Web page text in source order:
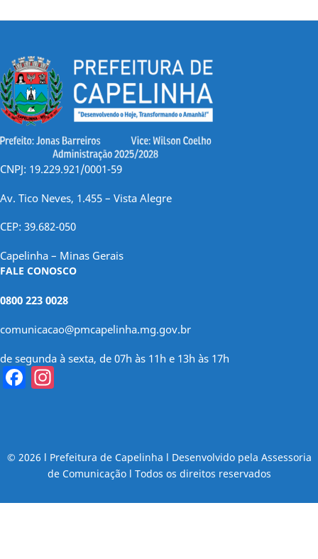
CNPJ: 19.229.921/0001-59
Av. Tico Neves, 1.455 – Vista Alegre
CEP: 39.682-050
Capelinha – Minas Gerais
FALE CONOSCO
0800 223 0028
comunicacao@pmcapelinha.mg.gov.br
de segunda à sexta, de 07h às 11h e 13h às 17h
Facebook
© 2026 l Prefeitura de Capelinha l Desenvolvido pela Assessoria
de Comunicação l Todos os direitos reservados